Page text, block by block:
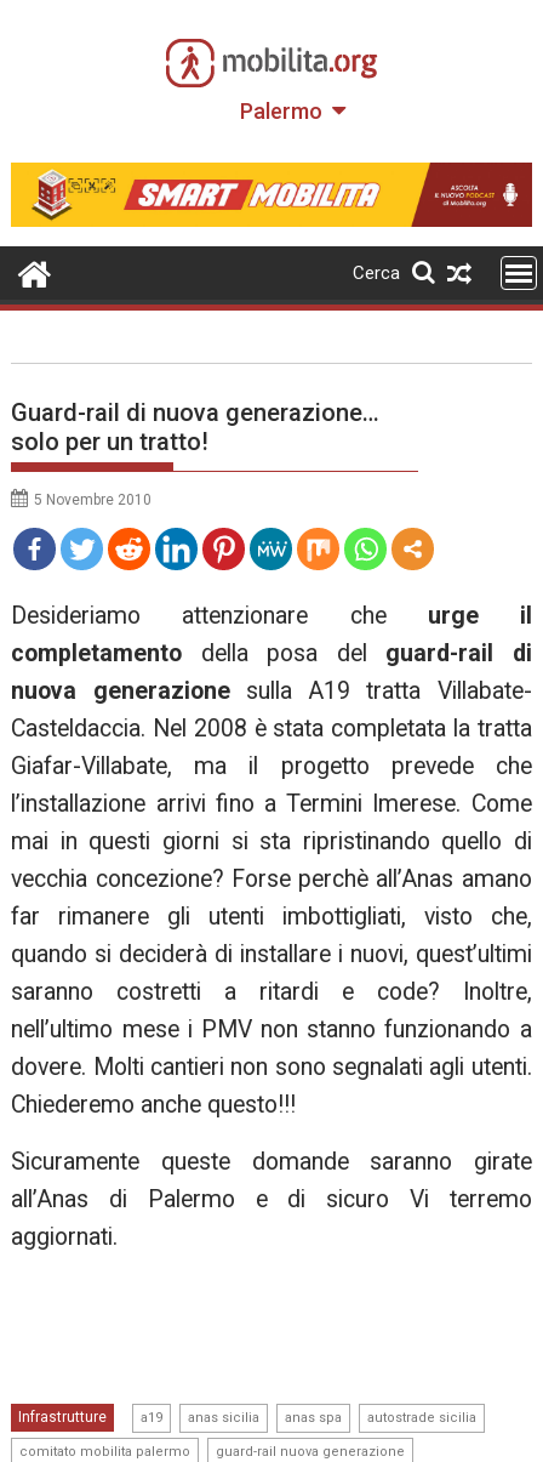
Palermo
Cerca
Guard-rail di nuova generazione…
solo per un tratto!
5 Novembre 2010
Desideriamo attenzionare che urge il
completamento della posa del guard-rail di
nuova generazionesulla A19 tratta Villabate-
Casteldaccia. Nel 2008 è stata completata la tratta
Giafar-Villabate, ma il progetto prevede che
l’installazione arrivi fino a Termini Imerese. Come
mai in questi giorni si sta ripristinando quello di
vecchia concezione? Forse perchè all’Anas amano
far rimanere gli utenti imbottigliati, visto che,
quando si deciderà di installare i nuovi, quest’ultimi
saranno costretti a ritardi e code? Inoltre,
nell’ultimo mese i PMV non stanno funzionando a
dovere. Molti cantieri non sono segnalati agli utenti.
Chiederemo anche questo!!!
Sicuramente queste domande saranno girate
all’Anas di Palermo e di sicuro Vi terremo
aggiornati.
Infrastrutture a19 anas sicilia anas spa autostrade sicilia
comitato mobilita palermo guard-rail nuova generazione